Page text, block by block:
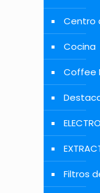
Centro
Cocina
Coffee
Filtros